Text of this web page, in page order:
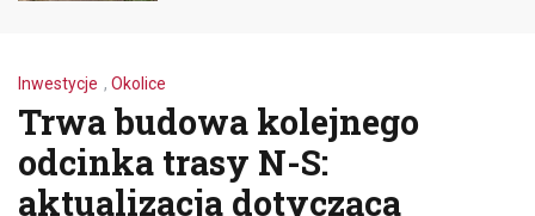
Inwestycje , Okolice
Trwa budowa kolejnego
odcinka trasy N-S:
aktualizacja dotycząca